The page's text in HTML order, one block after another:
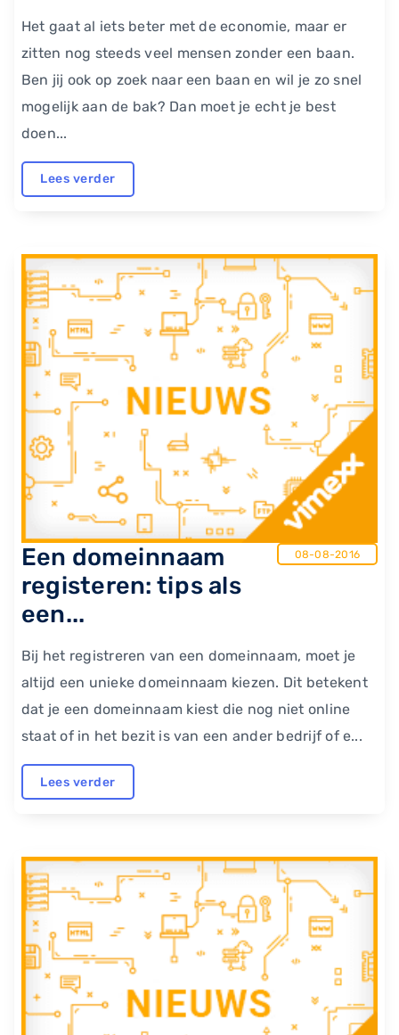
Het gaat al iets beter met de economie, maar er
zitten nog steeds veel mensen zonder een baan.
Ben jij ook op zoek naar een baan en wil je zo snel
mogelijk aan de bak? Dan moet je echt je best
doen...
Lees verder
​Een domeinnaam
registeren: tips als
een...
08-08-2016
Bij het registreren van een domeinnaam, moet je
altijd een unieke domeinnaam kiezen. Dit betekent
dat je een domeinnaam kiest die nog niet online
staat of in het bezit is van een ander bedrijf of e...
Lees verder